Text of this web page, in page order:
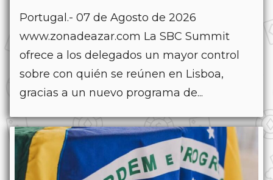
Portugal.- 07 de Agosto de 2026
www.zonadeazar.com La SBC Summit
ofrece a los delegados un mayor control
sobre con quién se reúnen en Lisboa,
gracias a un nuevo programa de...